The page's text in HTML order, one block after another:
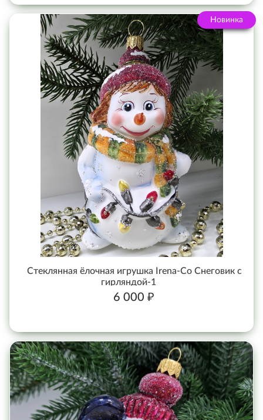
Новинка
Стеклянная ёлочная игрушка Irena-Co Снеговик с
гирляндой-1
6 000 ₽